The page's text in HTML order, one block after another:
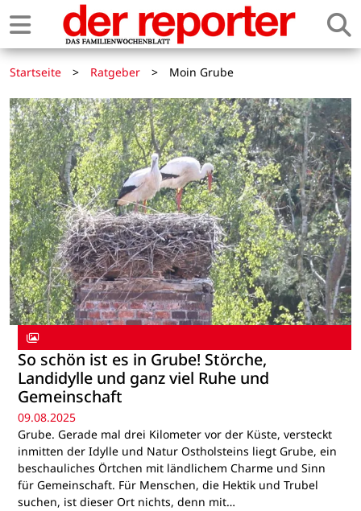
Startseite > Ratgeber > Moin Grube
So schön ist es in Grube! Störche,
Landidylle und ganz viel Ruhe und
Gemeinschaft
09.08.2025
Grube. Gerade mal drei Kilometer vor der Küste, versteckt
inmitten der Idylle und Natur Ostholsteins liegt Grube, ein
beschauliches Örtchen mit ländlichem Charme und Sinn
für Gemeinschaft. Für Menschen, die Hektik und Trubel
suchen, ist dieser Ort nichts, denn mit…